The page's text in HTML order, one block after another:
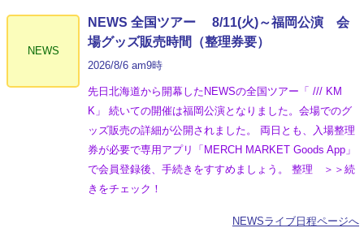
NEWS
NEWS 全国ツアー 8/11(火)～福岡公演 会
場グッズ販売時間（整理券要）
2026/8/6 am9時
先日北海道から開幕したNEWSの全国ツアー「 /// KM
K」 続いての開催は福岡公演となりました。会場でのグ
ッズ販売の詳細が公開されました。 両日とも、入場整理
券が必要で専用アプリ「MERCH MARKET Goods App」
で会員登録後、手続きをすすめましょう。 整理 ＞＞続
きをチェック！
NEWSライブ日程ページへ